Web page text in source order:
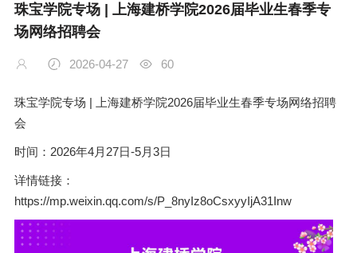
珠宝学院专场 | 上海建桥学院2026届毕业生春季专
场网络招聘会
2026-04-27 60
珠宝学院专场 | 上海建桥学院2026届毕业生春季专场网络招聘
会
时间：2026年4月27日-5月3日
详情链接：
https://mp.weixin.qq.com/s/P_8nyIz8oCsxyyIjA31Inw